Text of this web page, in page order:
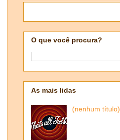
O que você procura?
As mais lidas
(nenhum título)